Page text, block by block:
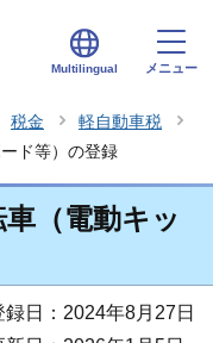
Multilingual メニュー
税金
軽自動車税
ド等）の登録
（電動キッ
録日：2024年8月27日